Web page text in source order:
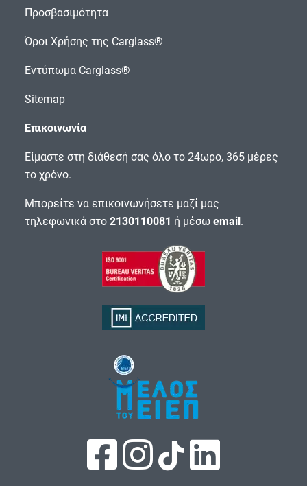
Προσβασιμότητα
Όροι Χρήσης της Carglass®
Εντύπωμα Carglass®
Sitemap
Επικοινωνία
Είμαστε στη διάθεσή σας όλο το 24ωρο, 365 μέρες
το χρόνο.
Μπορείτε να επικοινωνήσετε μαζί μας
τηλεφωνικά στο 2130110081 ή μέσω email.